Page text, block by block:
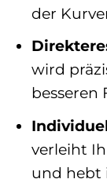
der
wird
besseren
verleiht
und hebt